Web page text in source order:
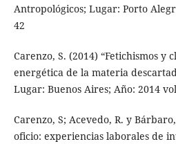
Antropológicos; Lugar: Porto
42
Carenzo, S. (2014) “Fetichismos y
energética de la materia
Lugar: Buenos Aires; Año: 2014
Carenzo, S; Acevedo, R. y
oficio: experiencias laborales de